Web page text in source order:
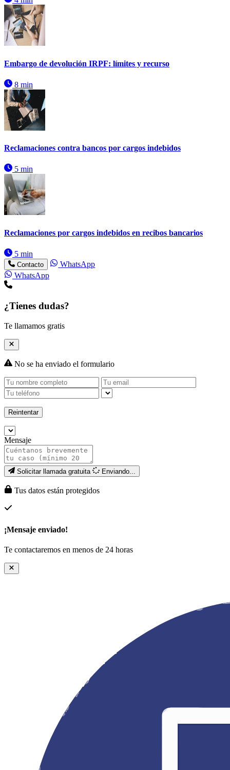
Embargo de devolución IRPF: límites y recurso
8 min
Reclamaciones contra bancos por cargos indebidos
5 min
Reclamaciones por cargos indebidos en recibos bancarios
5 min
Contacto
WhatsApp
WhatsApp
¿Tienes dudas?
Te llamamos gratis
No se ha enviado el formulario
Reintentar
Mensaje
Solicitar llamada gratuita Enviando...
Tus datos están protegidos
¡Mensaje enviado!
Te contactaremos en menos de 24 horas